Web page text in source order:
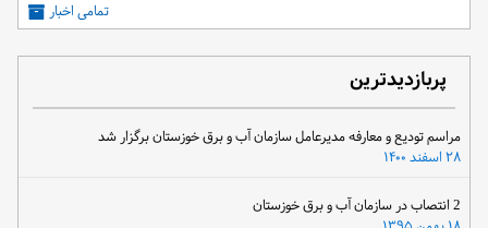
تمامی اخبار
پربازدیدترین
مراسم تودیع و معارفه مدیرعامل سازمان آب و برق خوزستان برگزار شد